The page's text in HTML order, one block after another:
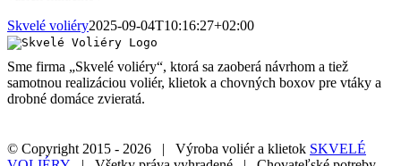
Skvelé voliéry2025-09-04T10:16:27+02:00
Sme firma „Skvelé voliéry“, ktorá sa zaoberá návrhom a tiež
samotnou realizáciou voliér, klietok a chovných boxov pre vtáky a
drobné domáce zvieratá.
© Copyright 2015 - 2026 | Výroba voliér a klietok SKVELÉ